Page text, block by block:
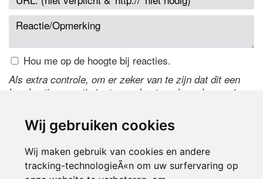
Wij gebruiken cookies
Wij maken gebruik van cookies en andere
tracking-technologieÃ«n om uw surfervaring op
Hou me op de hoogte bij reacties.
Als extra controle, om er zeker van te zijn dat dit een
handmatige reactie is, typ onderstaande code over in
de code te wijzigen.